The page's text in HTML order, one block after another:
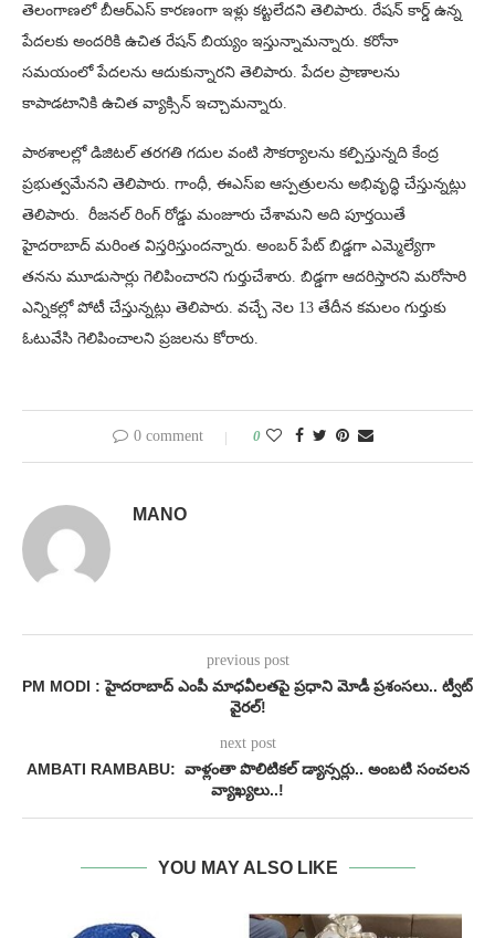
తెలంగాణలో బీఆర్ఎస్ కారణంగా ఇళ్లు కట్టలేదని తెలిపారు. రేషన్ కార్డ్ ఉన్న
పేదలకు అందరికి ఉచిత రేషన్ బియ్యం ఇస్తున్నామన్నారు. కరోనా
సమయంలో పేదలను ఆదుకున్నారని తెలిపారు. పేదల ప్రాణాలను
కాపాడటానికి ఉచిత వ్యాక్సిన్ ఇచ్చామన్నారు.
పాఠశాలల్లో డిజిటల్ తరగతి గదుల వంటి సౌకర్యాలను కల్పిస్తున్నది కేంద్ర
ప్రభుత్వమేనని తెలిపారు. గాంధీ, ఈఎస్ఐ ఆస్పత్రులను అభివృద్ధి చేస్తున్నట్లు
తెలిపారు. రీజనల్ రింగ్ రోడ్డు మంజూరు చేశామని అది పూర్తయితే
హైదరాబాద్ మరింత విస్తరిస్తుందన్నారు. అంబర్ పేట్ బిడ్డగా ఎమ్మెల్యేగా
తనను మూడుసార్లు గెలిపించారని గుర్తుచేశారు. బిడ్డగా ఆదరిస్తారని మరోసారి
ఎన్నికల్లో పోటీ చేస్తున్నట్లు తెలిపారు. వచ్చే నెల 13 తేదీన కమలం గుర్తుకు
ఓటువేసి గెలిపించాలని ప్రజలను కోరారు.
0 comment 0
MANO
previous post
PM MODI : హైదరాబాద్ ఎంపీ మాధవీలతపై ప్రధాని మోడీ ప్రశంసలు.. ట్వీట్
వైరల్!
next post
AMBATI RAMBABU: వాళ్లంతా పొలిటికల్ డ్యాన్సర్లు.. అంబటి సంచలన
వ్యాఖ్యలు..!
YOU MAY ALSO LIKE